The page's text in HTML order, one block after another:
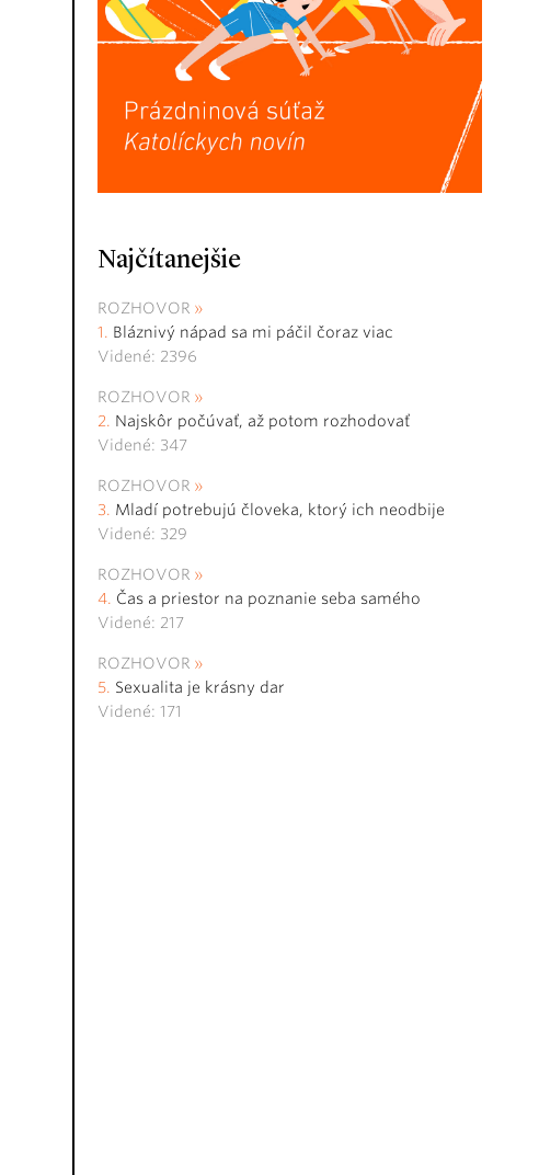
Najčítanejšie
ROZHOVOR
Bláznivý nápad sa mi páčil čoraz viac
Videné: 2396
ROZHOVOR
Najskôr počúvať, až potom rozhodovať
Videné: 347
ROZHOVOR
Mladí potrebujú človeka, ktorý ich neodbije
Videné: 329
ROZHOVOR
Čas a priestor na poznanie seba samého
Videné: 217
ROZHOVOR
Sexualita je krásny dar
Videné: 171